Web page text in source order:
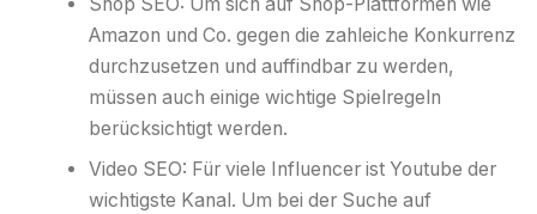
Shop SEO: Um sich auf Shop-Plattformen wie
Amazon und Co. gegen die zahleiche Konkurrenz
durchzusetzen und auffindbar zu werden,
müssen auch einige wichtige Spielregeln
berücksichtigt werden.
Video SEO: Für viele Influencer ist Youtube der
wichtigste Kanal. Um bei der Suche auf